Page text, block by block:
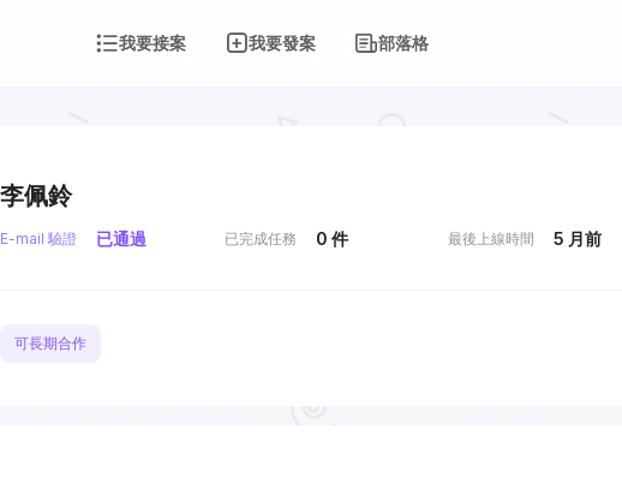
我要接案 我要發案 部落格
李佩鈴
E-mail 驗證 已通過 已完成任務 0 件 最後上線時間 5 月前
可長期合作